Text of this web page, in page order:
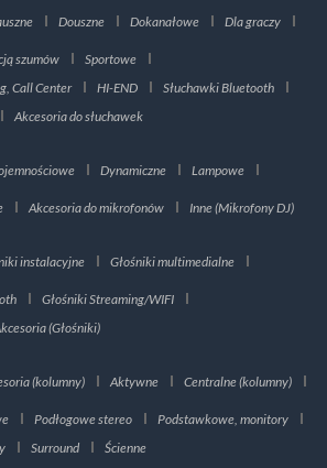
Douszne Dokanałowe Dla graczy
szumów
Sportowe
Call Center
HI-END
Słuchawki Bluetooth
Akcesoria do słuchawek
Dynamiczne Lampowe
Akcesoria do mikrofonów Inne (Mikrofony DJ)
instalacyjne Głośniki multimedialne
Głośniki Streaming/WIFI
(Głośniki)
(kolumny) Aktywne Centralne (kolumny)
Podłogowe stereo
Podstawkowe, monitory
Surround Ścienne